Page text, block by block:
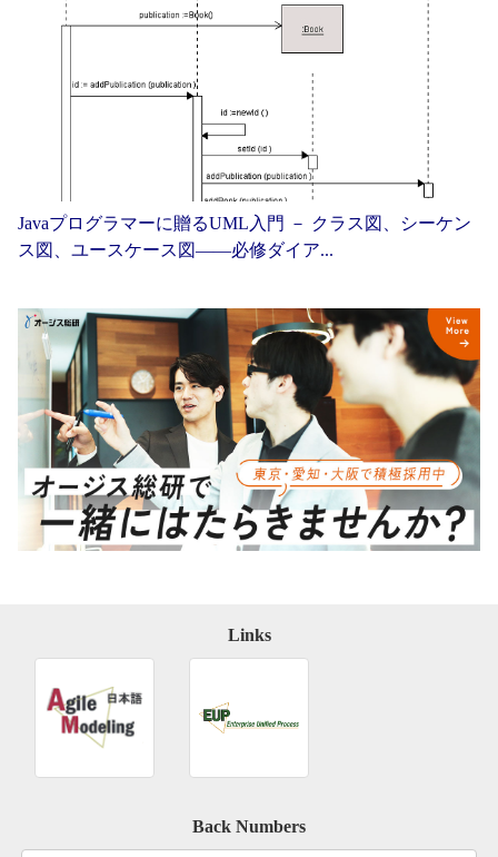
Javaプログラマーに贈るUML入門 － クラス図、シーケン
ス図、ユースケース図——必修ダイア...
Links
Back Numbers